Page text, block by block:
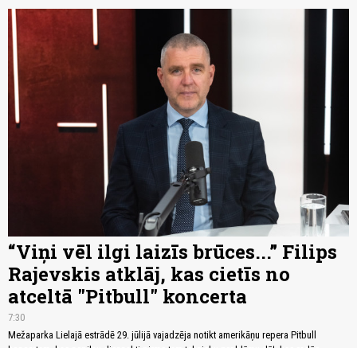
“Viņi vēl ilgi laizīs brūces...” Filips
Rajevskis atklāj, kas cietīs no
atceltā "Pitbull" koncerta
7:30
Mežaparka Lielajā estrādē 29. jūlijā vajadzēja notikt amerikāņu repera Pitbull